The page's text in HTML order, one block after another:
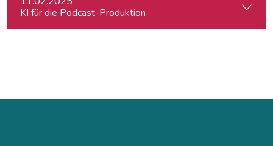
KI für die Podcast-Produktion